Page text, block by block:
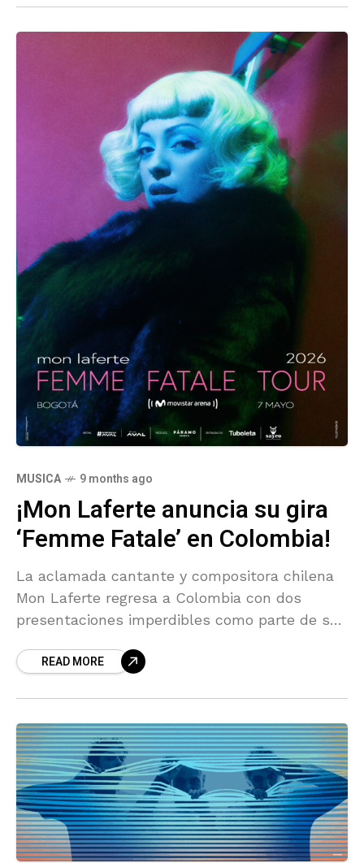
MUSICA 9 months ago
¡Mon Laferte anuncia su gira
‘Femme Fatale’ en Colombia!
La aclamada cantante y compositora chilena
Mon Laferte regresa a Colombia con dos
presentaciones imperdibles como parte de su
marca una etapa
READ MORE